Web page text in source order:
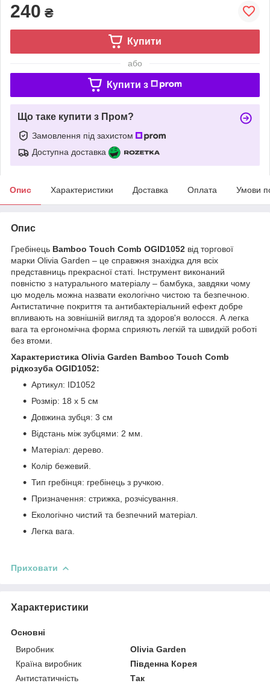
240 ₴
Купити
або
Купити з
Що таке купити з Пром?
Замовлення під захистом
Доступна доставка
Опис Характеристики Доставка Оплата Умови
Опис
Гребінець Bamboo Touch Comb OGID1052 від торгової
марки Olivia Garden – це справжня знахідка для всіх
представниць прекрасної статі. Інструмент виконаний
повністю з натурального матеріалу – бамбука, завдяки чому
цю модель можна назвати екологічно чистою та безпечною.
Антистатичне покриття та антибактеріальний ефект добре
впливають на зовнішній вигляд та здоров'я волосся. А легка
вага та ергономічна форма сприяють легкій та швидкій роботі
без втоми.
Характеристика Olivia Garden Bamboo Touch Comb
рідкозуба OGID1052:
Артикул: ID1052
Розмір: 18 х 5 см
Довжина зубця: 3 см
Відстань між зубцями: 2 мм.
Матеріал: дерево.
Колір бежевий.
Тип гребінця: гребінець з ручкою.
Призначення: стрижка, розчісування.
Екологічно чистий та безпечний матеріал.
Легка вага.
Приховати
Характеристики
Основні
Виробник
Olivia Garden
Країна виробник
Південна Корея
Антистатичність
Так